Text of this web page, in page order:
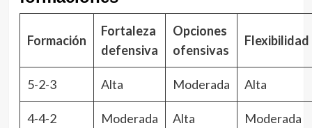
Formación
Fortaleza
defensiva
Opciones
ofensivas
Flexibilidad
5-2-3 Alta Moderada Alta
4-4-2 Moderada Alta Moderada